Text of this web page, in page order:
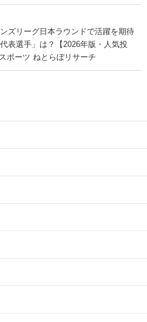
ズリーグ日本ラウンドで活躍を期待
表選手」は？【2026年版・人気投
ポーツ ねとらぼリサーチ